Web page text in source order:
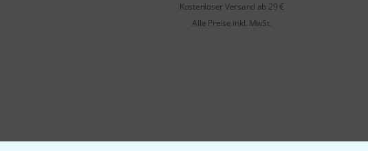
Kostenloser Versand ab 29 €
Alle Preise inkl. MwSt.